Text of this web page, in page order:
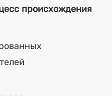
происхождения